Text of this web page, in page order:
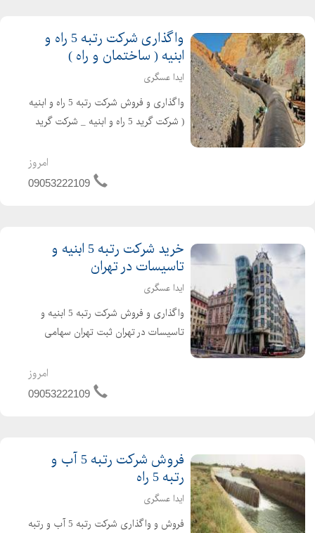
واگذاری شرکت رتبه 5 راه و
ابنیه ( ساختمان و راه )
ایدا عسگری
واگذاری و فروش شرکت رتبه 5 راه و ابنیه
( شرکت گرید 5 راه و ابنیه _ شرکت گرید
سهامی خاص تازه تاسیس و بدون کارکرد
و بدهی دارای اعتبار کارتکس ساجاری و
امروز
09053222109
خرید شرکت رتبه 5 ابنیه و
تاسیسات در تهران
ایدا عسگری
واگذاری و فروش شرکت رتبه 5 ابنیه و
تاسیسات در تهران ثبت تهران سهامی
بدون بدهی دارای 4 سال اعبتار صلاحیت
پیمانکاری آماده واگذاری با مناسب ترین
امروز
09053222109
فروش شرکت رتبه 5 آب و
رتبه 5 راه
ایدا عسگری
فروش و واگذاری شرکت رتبه 5 آب و رتبه